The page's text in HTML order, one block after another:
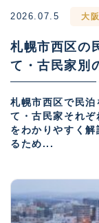
2026.07.5 大阪
札幌市西区の
て・古民家別
札幌市西区で民
て・古民家それ
をわかりやすく
るため...